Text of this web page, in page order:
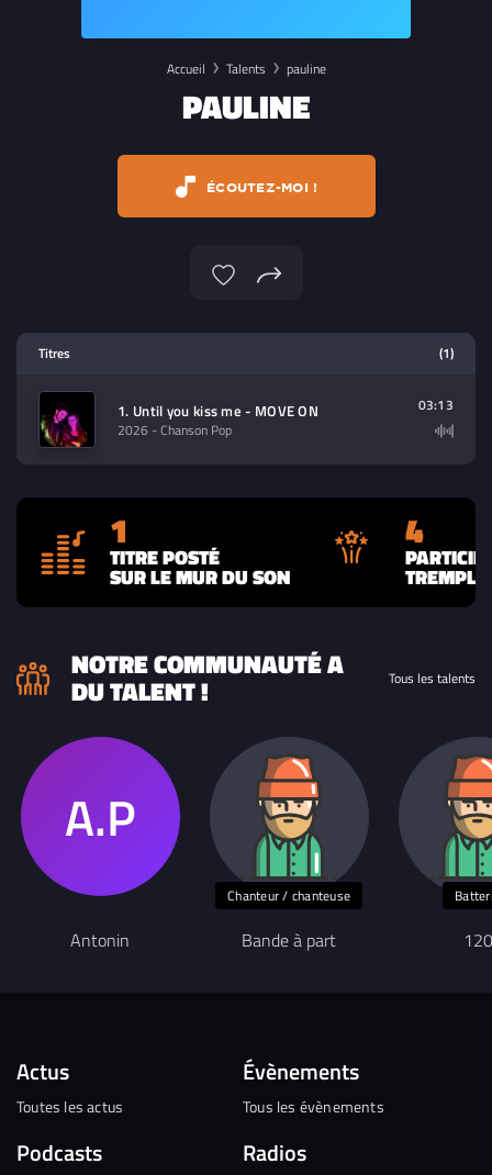
Accueil Talents pauline
PAULINE
ÉCOUTEZ-MOI !
contenu à lire (audio/video)
Titres (1)
1. Until you kiss me - MOVE ON
2026 - Chanson Pop
03:13
1
TITRE POSTÉ
SUR LE MUR DU SON
4
NOTRE COMMUNAUTÉ A
DU TALENT ! Tous les talents
Antonin
Chanteur / chanteuse
Bande à part 120
Actus
Toutes les actus
Podcasts
Évènements
Tous les évènements
Radios